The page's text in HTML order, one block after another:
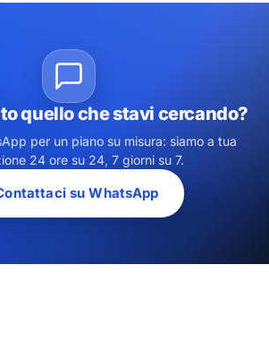
quello che stavi cercando?
per un piano su misura: siamo a tua
24 ore su 24, 7 giorni su 7.
su WhatsApp